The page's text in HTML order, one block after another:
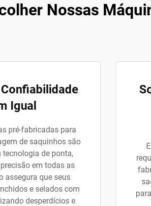
Nossas
Igual
pré-fabricadas para
de saquinhos são
tecnologia de ponta,
em todas as
assegura que seus
e selados com
desperdícios e